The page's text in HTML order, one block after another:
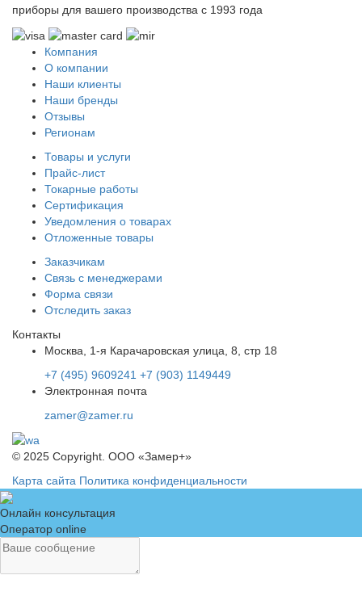
приборы для вашего производства c 1993 года
Компания
О компании
Наши клиенты
Наши бренды
Отзывы
Регионам
Товары и услуги
Прайс-лист
Токарные работы
Сертификация
Уведомления о товарах
Отложенные товары
Заказчикам
Связь с менеджерами
Форма связи
Отследить заказ
Контакты
Москва, 1-я Карачаровская улица, 8, стр 18
+7 (495) 9609241 +7 (903) 1149449
Электронная почта
zamer@zamer.ru
© 2025 Copyright. ООО «Замер+»
Карта сайта Политика конфиденциальности
Онлайн консультация
Оператор online